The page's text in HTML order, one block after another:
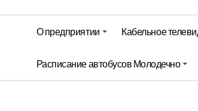
Гороскоп на 6
Молодечно.
Красный уровень
Вкусовые
О предприятии Кабельное
Расписание автобусов Молодечно